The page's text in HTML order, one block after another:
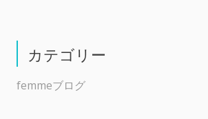
カテゴリー
femmeブログ